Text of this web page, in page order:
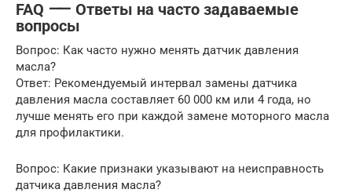
FAQ ⸺ Ответы на часто задаваемые
вопросы
Вопрос: Как часто нужно менять датчик давления
масла?
Ответ: Рекомендуемый интервал замены датчика
давления масла составляет 60 000 км или 4 года, но
лучше менять его при каждой замене моторного масла
для профилактики.
Вопрос: Какие признаки указывают на неисправность
датчика давления масла?